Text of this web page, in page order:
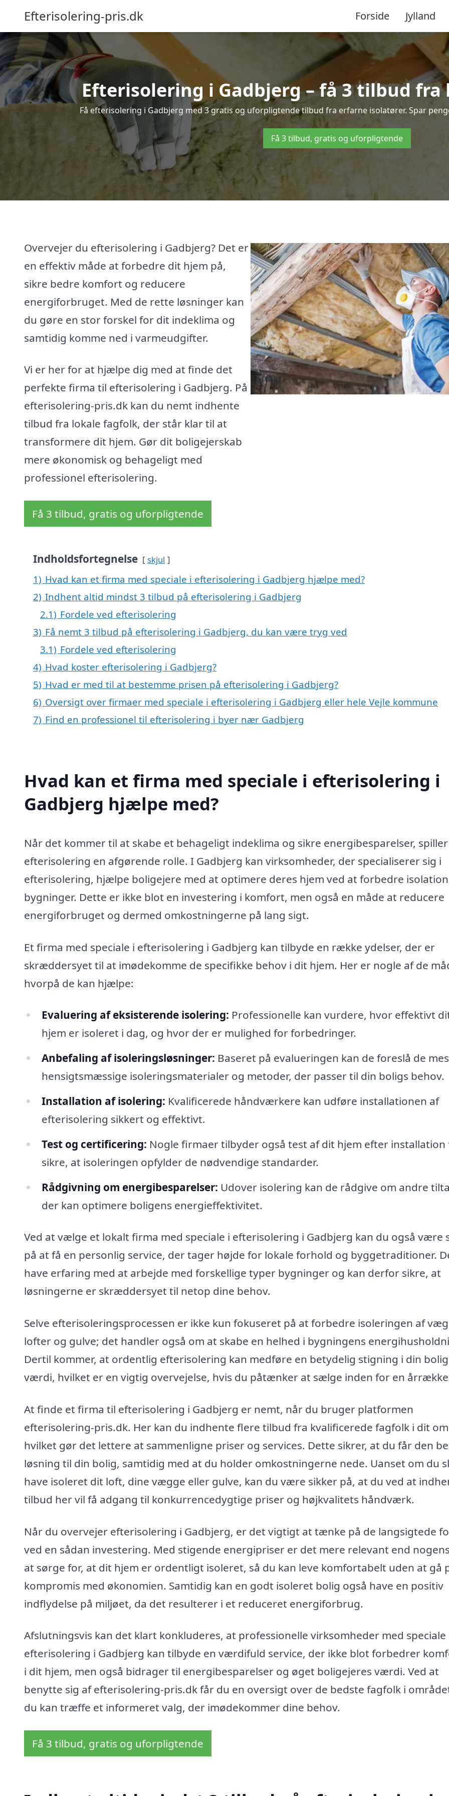
Efterisolering-pris.dk Forside Jylland
Efterisolering i Gadbjerg – få 3 tilbud
Få efterisolering i Gadbjerg med 3 gratis og uforpligtende tilbud fra erfarne isolatører. Spar
Få 3 tilbud, gratis og uforpligtende
Overvejer du efterisolering i Gadbjerg? Det er
en effektiv måde at forbedre dit hjem på,
sikre bedre komfort og reducere
energiforbruget. Med de rette løsninger kan
du gøre en stor forskel for dit indeklima og
samtidig komme ned i varmeudgifter.
Vi er her for at hjælpe dig med at finde det
perfekte firma til efterisolering i Gadbjerg. På
efterisolering-pris.dk kan du nemt indhente
tilbud fra lokale fagfolk, der står klar til at
transformere dit hjem. Gør dit boligejerskab
mere økonomisk og behageligt med
professionel efterisolering.
Få 3 tilbud, gratis og uforpligtende
Indholdsfortegnelse skjul
1) Hvad kan et firma med speciale i efterisolering i Gadbjerg hjælpe med?
2) Indhent altid mindst 3 tilbud på efterisolering i Gadbjerg
2.1) Fordele ved efterisolering
3) Få nemt 3 tilbud på efterisolering i Gadbjerg, du kan være tryg ved
3.1) Fordele ved efterisolering
4) Hvad koster efterisolering i Gadbjerg?
5) Hvad er med til at bestemme prisen på efterisolering i Gadbjerg?
6) Oversigt over firmaer med speciale i efterisolering i Gadbjerg eller hele Vejle kommune
7) Find en professionel til efterisolering i byer nær Gadbjerg
Hvad kan et firma med speciale i efterisolering i
Gadbjerg hjælpe med?
Når det kommer til at skabe et behageligt indeklima og sikre energibesparelser, spiller
efterisolering en afgørende rolle. I Gadbjerg kan virksomheder, der specialiserer sig i
efterisolering, hjælpe boligejere med at optimere deres hjem ved at forbedre
bygninger. Dette er ikke blot en investering i komfort, men også en måde at reducere
energiforbruget og dermed omkostningerne på lang sigt.
Et firma med speciale i efterisolering i Gadbjerg kan tilbyde en række ydelser, der er
skræddersyet til at imødekomme de specifikke behov i dit hjem. Her er nogle af de
hvorpå de kan hjælpe:
Evaluering af eksisterende isolering: Professionelle kan vurdere, hvor effektivt
hjem er isoleret i dag, og hvor der er mulighed for forbedringer.
Anbefaling af isoleringsløsninger: Baseret på evalueringen kan de foreslå de
hensigtsmæssige isoleringsmaterialer og metoder, der passer til din boligs behov.
Installation af isolering: Kvalificerede håndværkere kan udføre installationen af
efterisolering sikkert og effektivt.
Test og certificering: Nogle firmaer tilbyder også test af dit hjem efter installation
sikre, at isoleringen opfylder de nødvendige standarder.
Rådgivning om energibesparelser: Udover isolering kan de rådgive om andre
der kan optimere boligens energieffektivitet.
Ved at vælge et lokalt firma med speciale i efterisolering i Gadbjerg kan du også være
på at få en personlig service, der tager højde for lokale forhold og byggetraditioner.
have erfaring med at arbejde med forskellige typer bygninger og kan derfor sikre, at
løsningerne er skræddersyet til netop dine behov.
Selve efterisoleringsprocessen er ikke kun fokuseret på at forbedre isoleringen af
lofter og gulve; det handler også om at skabe en helhed i bygningens
Dertil kommer, at ordentlig efterisolering kan medføre en betydelig stigning i din
værdi, hvilket er en vigtig overvejelse, hvis du påtænker at sælge inden for en
At finde et firma til efterisolering i Gadbjerg er nemt, når du bruger platformen
efterisolering-pris.dk. Her kan du indhente flere tilbud fra kvalificerede fagfolk i dit
hvilket gør det lettere at sammenligne priser og services. Dette sikrer, at du får den
løsning til din bolig, samtidig med at du holder omkostningerne nede. Uanset om du
have isoleret dit loft, dine vægge eller gulve, kan du være sikker på, at du ved at
tilbud her vil få adgang til konkurrencedygtige priser og højkvalitets håndværk.
Når du overvejer efterisolering i Gadbjerg, er det vigtigt at tænke på de langsigtede
ved en sådan investering. Med stigende energipriser er det mere relevant end
at sørge for, at dit hjem er ordentligt isoleret, så du kan leve komfortabelt uden at gå
kompromis med økonomien. Samtidig kan en godt isoleret bolig også have en positiv
indflydelse på miljøet, da det resulterer i et reduceret energiforbrug.
Afslutningsvis kan det klart konkluderes, at professionelle virksomheder med speciale
efterisolering i Gadbjerg kan tilbyde en værdifuld service, der ikke blot forbedrer
i dit hjem, men også bidrager til energibesparelser og øget boligejeres værdi. Ved at
benytte sig af efterisolering-pris.dk får du en oversigt over de bedste fagfolk i
du kan træffe et informeret valg, der imødekommer dine behov.
Få 3 tilbud, gratis og uforpligtende